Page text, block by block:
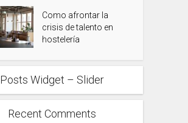
Como afrontar la
crisis de talento en
hostelería
Posts Widget – Slider
Recent Comments